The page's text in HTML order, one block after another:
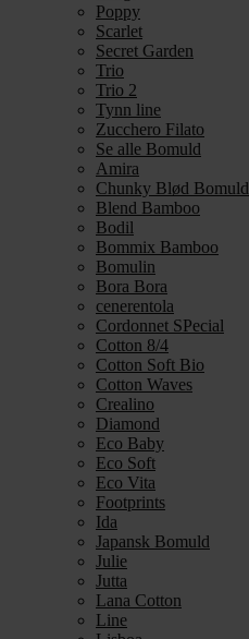
Poppy
Scarlet
Secret Garden
Trio
Trio 2
Tynn line
Zucchero Filato
Se alle Bomuld
Amira
Chunky Blød Bomuld
Blend Bamboo
Bodil
Bommix Bamboo
Bomulin
Bora Bora
cenerentola
Cordonnet SPecial
Cotton 8/4
Cotton Soft Bio
Cotton Waves
Crealino
Diamond
Eco Baby
Eco Soft
Eco Vita
Footprints
Ida
Japansk Bomuld
Julie
Jutta
Lana Cotton
Line